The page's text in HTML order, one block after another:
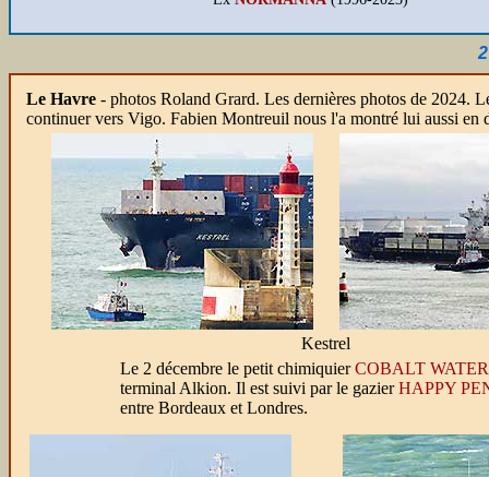
Le Havre - photos Roland Grard. Les dernières photos de 2024.
continuer vers Vigo. Fabien Montreuil nous l'a montré lui aussi en
Kestrel
Le 2 décembre le petit chimiquierCOBALT WATER
terminal Alkion. Il est suivi par le gazierHAPPY
entre Bordeaux et Londres.